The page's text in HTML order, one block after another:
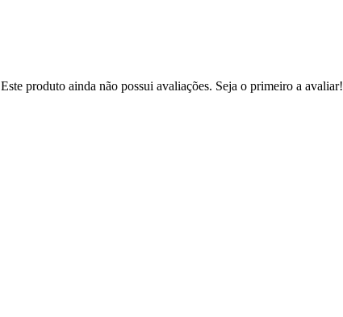
Este produto ainda não possui avaliações. Seja o primeiro a avaliar!